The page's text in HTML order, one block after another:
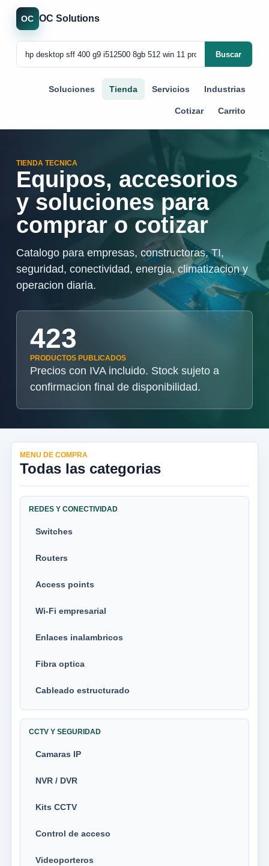
OC OC Solutions
Buscar
Soluciones Tienda Servicios Industrias
Cotizar Carrito
TIENDA TECNICA
Equipos, accesorios
y soluciones para
comprar o cotizar
Catalogo para empresas, constructoras, TI,
seguridad, conectividad, energia, climatizacion y
operacion diaria.
423
PRODUCTOS PUBLICADOS
Precios con IVA incluido. Stock sujeto a
confirmacion final de disponibilidad.
MENU DE COMPRA
Todas las categorias
REDES Y CONECTIVIDAD
Switches
Routers
Access points
Wi-Fi empresarial
Enlaces inalambricos
Fibra optica
Cableado estructurado
CCTV Y SEGURIDAD
Camaras IP
NVR / DVR
Kits CCTV
Control de acceso
Videoporteros